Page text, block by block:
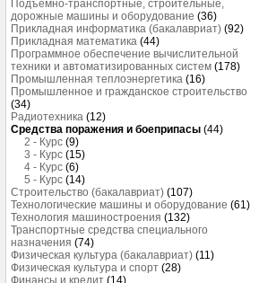
Подъемно-транспортные, строительные,
дорожные машины и оборудование (36)
Прикладная информатика (бакалавриат) (92)
Прикладная математика (44)
Программное обеспечение вычислительной
техники и автоматизированных систем (178)
Промышленная теплоэнергетика (16)
Промышленное и гражданское строительство
(34)
Радиотехника (12)
Средства поражения и боеприпасы (44)
2 - Курс (9)
3 - Курс (15)
4 - Курс (6)
5 - Курс (14)
Строительство (бакалавриат) (107)
Технологические машины и оборудование (61)
Технология машиностроения (132)
Транспортные средства специального
назначения (74)
Физическая культура (бакалавриат) (11)
Физическая культура и спорт (28)
Финансы и кредит (14)